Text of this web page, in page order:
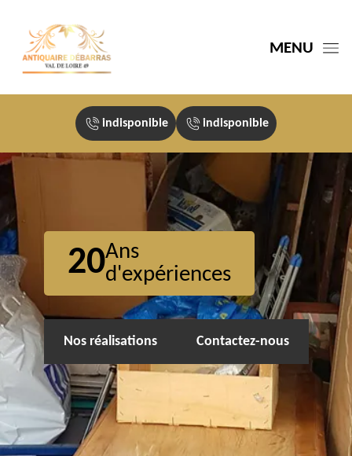
MENU
indisponible indisponible
20Ans
d'expériences
Nos réalisations Contactez-nous